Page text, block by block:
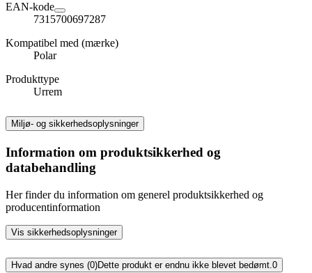
EAN-kode
7315700697287
Kompatibel med (mærke)
Polar
Produkttype
Urrem
Miljø- og sikkerhedsoplysninger
Information om produktsikkerhed og
databehandling
Her finder du information om generel produktsikkerhed og
producentinformation
Vis sikkerhedsoplysninger
Hvad andre synes (0)Dette produkt er endnu ikke blevet bedømt. 0